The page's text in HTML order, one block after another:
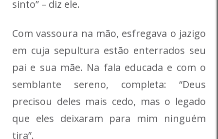
sinto” – diz ele.
Com vassoura na mão, esfregava o jazigo
em cuja sepultura estão enterrados seu
pai e sua mãe. Na fala educada e com o
semblante sereno, completa: “Deus
precisou deles mais cedo, mas o legado
que eles deixaram para mim ninguém
tira”.